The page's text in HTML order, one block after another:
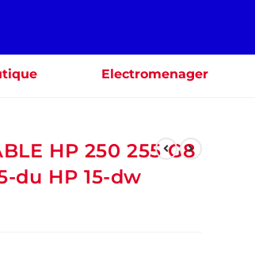
Electromenager
HP 250 255 G8
du HP 15-dw